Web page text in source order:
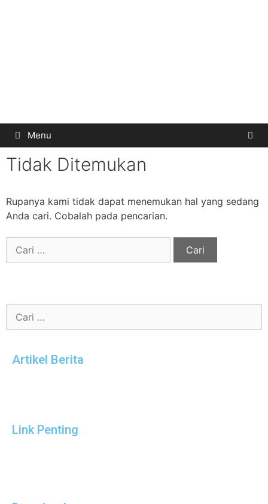
Menu
Tidak Ditemukan
Rupanya kami tidak dapat menemukan hal yang sedang
Anda cari. Cobalah pada pencarian.
Artikel Berita
Link Penting